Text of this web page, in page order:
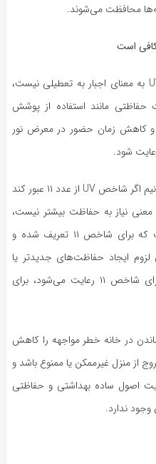
محافظت می‌شوند.
گورانی تأکید کرد: بالا بودن شاخص UV به معنای اجبار به تعطیلی نیست،
حفاظتی مانند استفاده از پوشش
و کاهش زمان حضور در معرض نور
شود.
وی افزود: این نکته نیز مهم است که بدانیم اگر شاخص UV از عدد ۱۱ عبور کند
برسد، لزوماً به معنی نیاز به حفاظت بیشتر نیست،
حداکثر حفاظت مورد نیاز، همان است که برای شاخص ۱۱ تعریف شده و
ایجاد حفاظت‌های جدیدتر یا
قوی‌تر نیست. همان ملاحظاتی که برای شاخص ۱۱ رعایت می‌شود، برای
در خانه خطر مواجهه را کاهش
از منزل غیرممکن یا ممنوع باشد و
اصول ساده بهداشتی و حفاظتی
ندارد.